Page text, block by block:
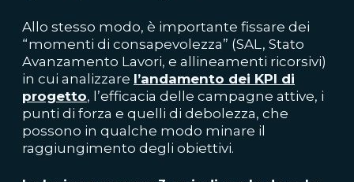
Allo stesso modo, è importante fissare dei
“momenti di consapevolezza” (SAL, Stato
Avanzamento Lavori, e allineamenti ricorsivi)
in cui analizzare l’andamento dei KPI di
progetto, l’efficacia delle campagne attive, i
punti di forza e quelli di debolezza, che
possono in qualche modo minare il
raggiungimento degli obiettivi.